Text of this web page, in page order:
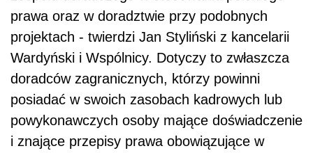
prawa oraz w doradztwie przy podobnych
projektach - twierdzi Jan Styliński z kancelarii
Wardyński i Wspólnicy. Dotyczy to zwłaszcza
doradców zagranicznych, którzy powinni
posiadać w swoich zasobach kadrowych lub
powykonawczych osoby mające doświadczenie
i znające przepisy prawa obowiązujące w